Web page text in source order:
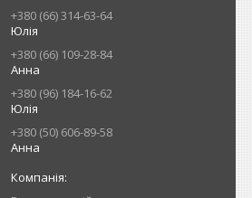
+380 (66) 314-63-64
Юлія
+380 (66) 109-28-84
Анна
+380 (96) 184-16-62
Юлія
+380 (50) 606-89-58
Анна